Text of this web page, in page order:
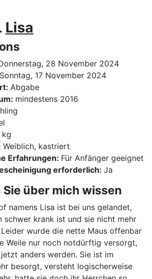
Lisa
28 November 2024
Sonntag, 17 November 2024
Abgabe
mindestens 2016
kg
Weiblich, kastriert
Erfahrungen: Für Anfänger geeignet
erforderlich: Ja
Sie über mich wissen
namens Lisa ist bei uns gelandet,
schwer krank ist und sie nicht mehr
wurde die nette Maus offenbar
Weile nur noch notdürftig versorgt,
anders werden. Sie ist im
besorgt, versteht logischerweise